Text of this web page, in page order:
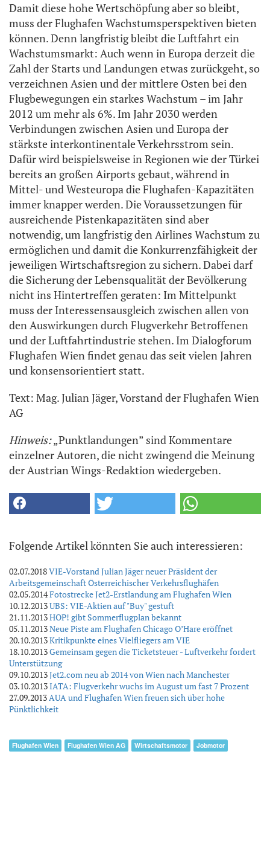
Damit diese hohe Wertschöpfung aber so bleibt,
muss der Flughafen Wachstumsperspektiven bieten
können. Denn langfristig bleibt die Luftfahrt ein
Wachstumsmarkt: Auch wenn in Europa derzeit die
Zahl der Starts und Landungen etwas zurückgeht, so
verzeichnen Asien und der mittlere Osten bei den
Flugbewegungen ein starkes Wachstum – im Jahr
2012 um mehr als 6%. Im Jahr 2030 werden
Verbindungen zwischen Asien und Europa der
stärkste interkontinentale Verkehrsstrom sein.
Dafür wird beispielsweise in Regionen wie der Türkei
bereits an großen Airports gebaut, während in
Mittel- und Westeuropa die Flughafen-Kapazitäten
immer knapper werden. Die Voraussetzungen für
ausreichende Pistenkapazitäten sind aber
notwendig, um langfristig den Airlines Wachstum zu
ermöglichen und damit die Konkurrenzfähigkeit der
jeweiligen Wirtschaftsregion zu sichern. Dabei darf
die Sicherung der Lebensqualität der Bevölkerung
nicht ins Hintertreffen geraten: Im Mittelpunkt
muss der Interessensausgleich zwischen allen von
den Auswirkungen durch Flugverkehr Betroffenen
und der Luftfahrtindustrie stehen. Im Dialogforum
Flughafen Wien findet genau das seit vielen Jahren
und konsensorientiert statt.
Text: Mag. Julian Jäger, Vorstand der Flughafen Wien
AG
Hinweis:„Punktlandungen” sind Kommentare
einzelner Autoren, die nicht zwingend die Meinung
der Austrian Wings-Redaktion wiedergeben.
Folgende Artikel könnten Sie auch interessieren:
02.07.2018VIE-Vorstand Julian Jäger neuer Präsident der
Arbeitsgemeinschaft Österreichischer Verkehrsflughäfen
02.05.2014Fotostrecke Jet2-Erstlandung am Flughafen Wien
10.12.2013UBS: VIE-Aktien auf "Buy" gestuft
21.11.2013HOP! gibt Sommerflugplan bekannt
05.11.2013Neue Piste am Flughafen Chicago O’Hare eröffnet
20.10.2013Kritikpunkte eines Vielfliegers am VIE
18.10.2013Gemeinsam gegen die Ticketsteuer - Luftverkehr fordert
Unterstützung
09.10.2013Jet2.com neu ab 2014 von Wien nach Manchester
03.10.2013IATA: Flugverkehr wuchs im August um fast 7 Prozent
27.09.2013AUA und Flughafen Wien freuen sich über hohe
Pünktlichkeit
Flughafen Wien Flughafen Wien AG Wirtschaftsmotor Jobmotor